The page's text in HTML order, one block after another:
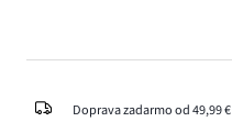
Doprava zadarmo od 49,99 €